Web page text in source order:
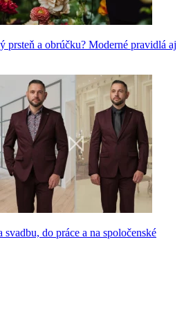
prsteň a obrúčku? Moderné pravidlá aj
do práce a na spoločenské